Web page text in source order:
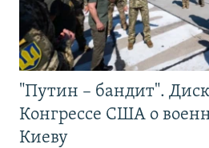
"Путин – бандит".
Конгрессе США о
Киеву